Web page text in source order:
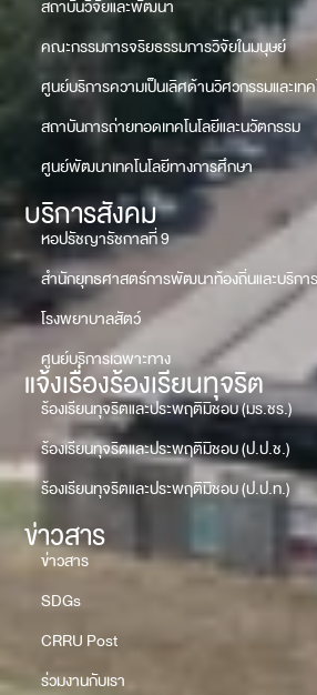
สถาบันวิจัยและพัฒนา
คณะกรรมการจริยธรรมการวิจัยในมนุษย์
ศูนย์บริการความเป็นเลิศด้านวิศวกรรมและเทค
สถาบันการถ่ายทอดเทคโนโลยีและนวัตกรรม
ศูนย์พัฒนาเทคโนโลยีทางการศึกษา
บริการสังคม
หอปรัชญารัชกาลที่ 9
สำนักยุทธศาสตร์การพัฒนาท้องถิ่นและบริกา
โรงพยาบาลสัตว์
ศูนย์บริการเฉพาะทาง
แจ้งเรื่องร้องเรียนทุจริต
ร้องเรียนทุจริตและประพฤติมิชอบ (มร.ชร.)
ร้องเรียนทุจริตและประพฤติมิชอบ (ป.ป.ช.)
ร้องเรียนทุจริตและประพฤติมิชอบ (ป.ป.ท.)
ข่าวสาร
ข่าวสาร
SDGs
CRRU Post
ร่วมงานกับเรา